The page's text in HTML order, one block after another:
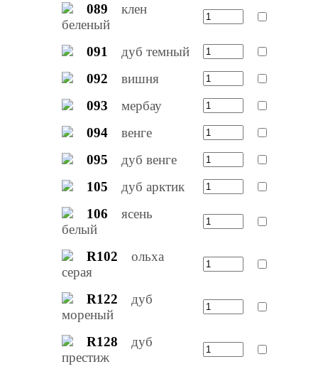
089
клен
беленый
091
дуб темный
092
вишня
093
мербау
094
венге
095
дуб венге
105
дуб арктик
106
ясень
белый
R102
ольха
серая
R122
дуб
мореный
R128
дуб
престиж